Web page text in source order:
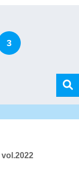
3
vol.2022